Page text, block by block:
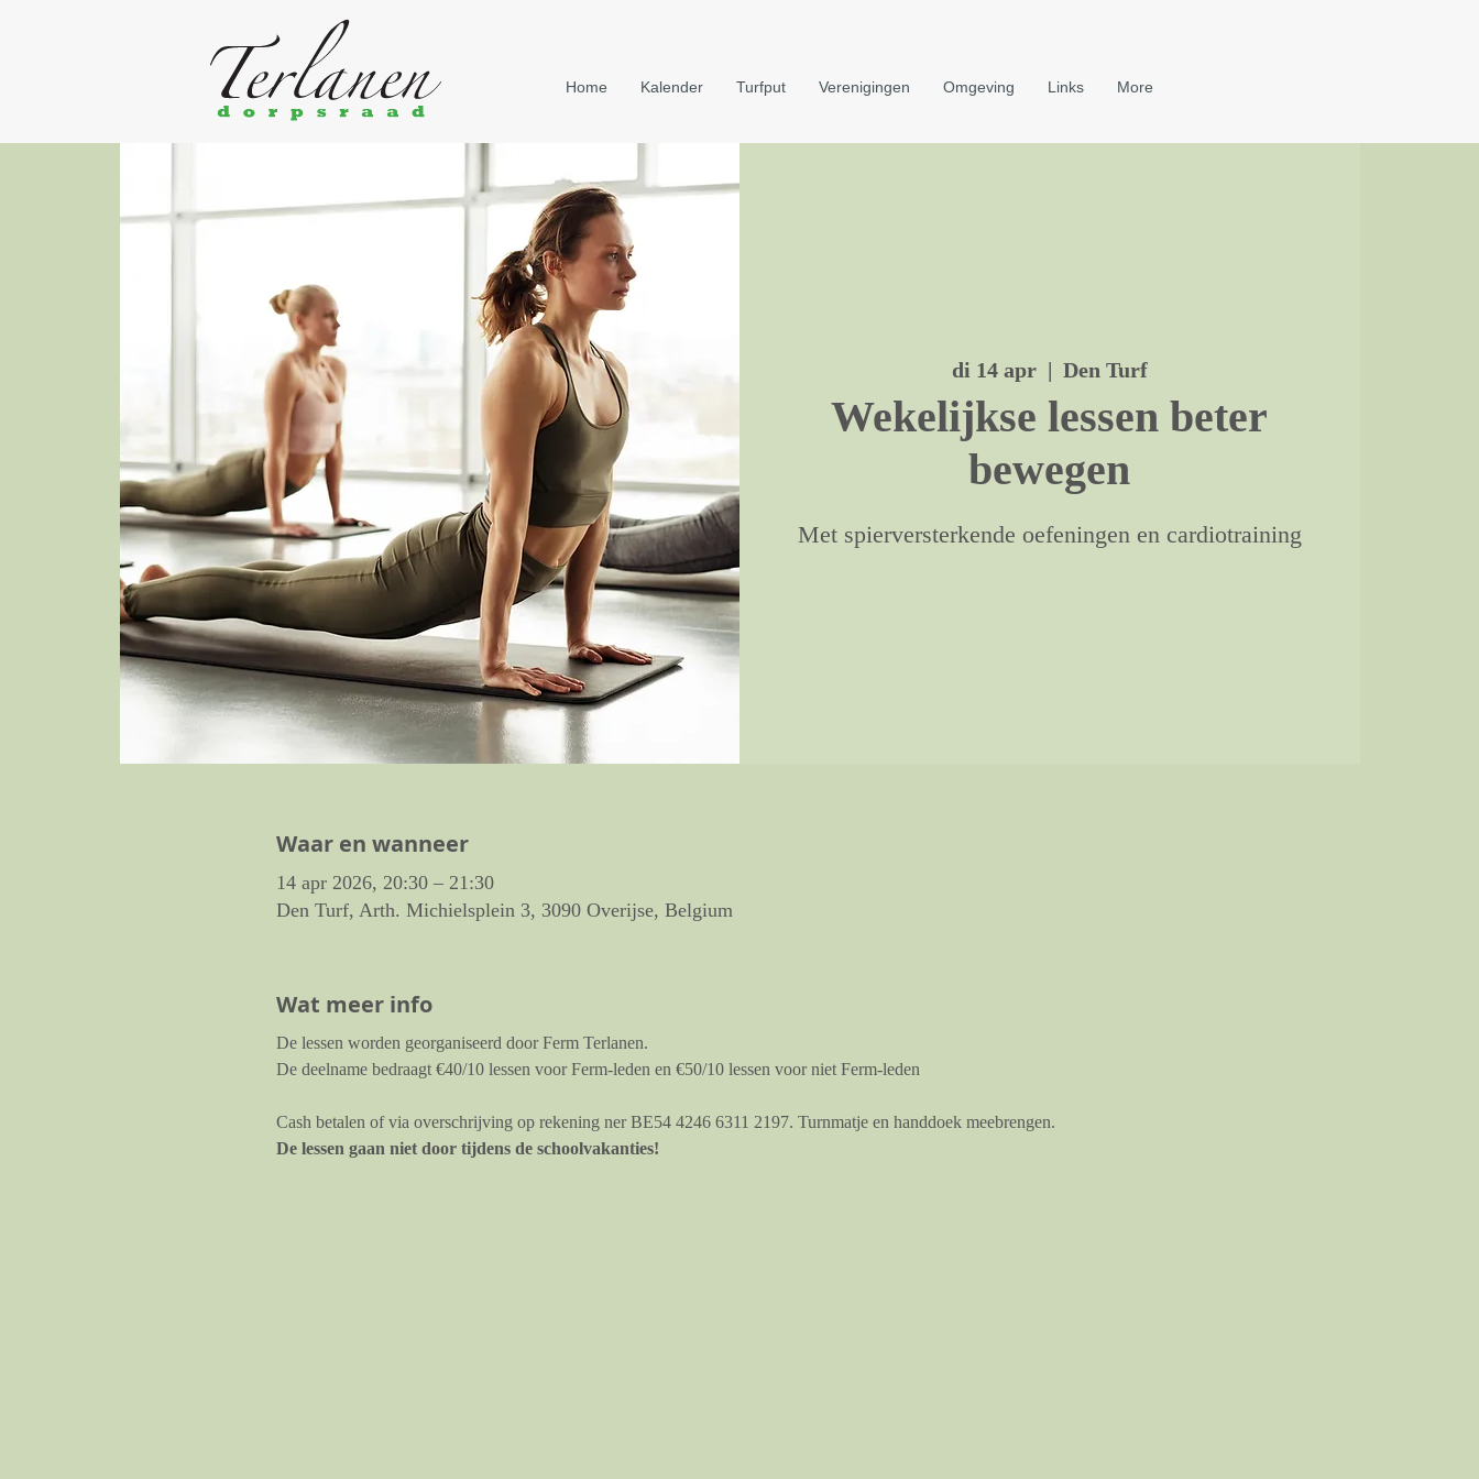
Home Kalender Turfput Verenigingen Omgeving Links More
di 14 apr
  |
Den Turf
Wekelijkse lessen beter
bewegen
Met spierversterkende oefeningen en cardiotraining
Waar en wanneer
14 apr 2026, 20:30 – 21:30
Den Turf, Arth. Michielsplein 3, 3090 Overijse, Belgium
Wat meer info
De lessen worden georganiseerd door Ferm Terlanen.
De deelname bedraagt €40/10 lessen voor Ferm-leden en €50/10 lessen voor niet Ferm-leden
Cash betalen of via overschrijving op rekening ner BE54 4246 6311 2197. Turnmatje en handdoek meebrengen.
De lessen gaan niet door tijdens de schoolvakanties!